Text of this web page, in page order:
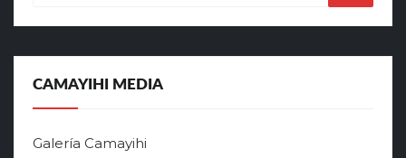
CAMAYIHI MEDIA
Galería Camayihi